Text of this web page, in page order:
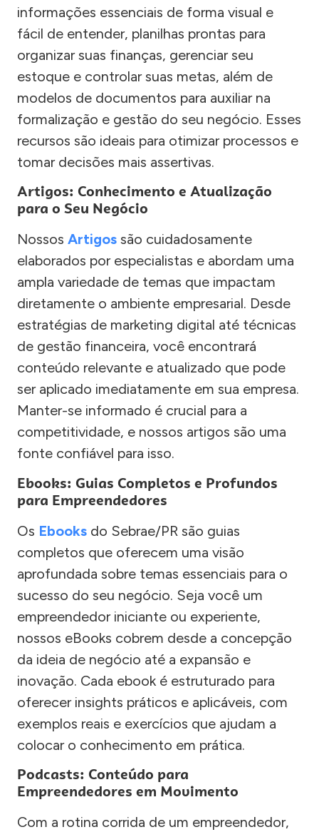
informações essenciais de forma visual e
fácil de entender, planilhas prontas para
organizar suas finanças, gerenciar seu
estoque e controlar suas metas, além de
modelos de documentos para auxiliar na
formalização e gestão do seu negócio. Esses
recursos são ideais para otimizar processos e
tomar decisões mais assertivas.
Artigos: Conhecimento e Atualização
para o Seu Negócio
Nossos Artigos são cuidadosamente
elaborados por especialistas e abordam uma
ampla variedade de temas que impactam
diretamente o ambiente empresarial. Desde
estratégias de marketing digital até técnicas
de gestão financeira, você encontrará
conteúdo relevante e atualizado que pode
ser aplicado imediatamente em sua empresa.
Manter-se informado é crucial para a
competitividade, e nossos artigos são uma
fonte confiável para isso.
Ebooks: Guias Completos e Profundos
para Empreendedores
Os Ebooks do Sebrae/PR são guias
completos que oferecem uma visão
aprofundada sobre temas essenciais para o
sucesso do seu negócio. Seja você um
empreendedor iniciante ou experiente,
nossos eBooks cobrem desde a concepção
da ideia de negócio até a expansão e
inovação. Cada ebook é estruturado para
oferecer insights práticos e aplicáveis, com
exemplos reais e exercícios que ajudam a
colocar o conhecimento em prática.
Podcasts: Conteúdo para
Empreendedores em Movimento
Com a rotina corrida de um empreendedor,